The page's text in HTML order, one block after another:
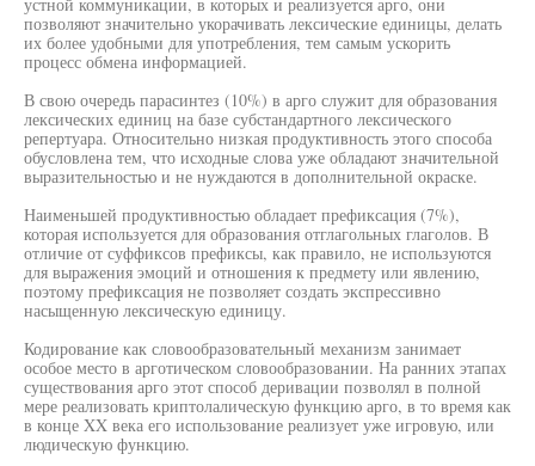
позволяют значительно укорачивать лексические единицы, делать
их более удобными для употребления, тем самым ускорить
процесс обмена информацией.
В свою очередь парасинтез (10%) в арго служит для образования
лексических единиц на базе субстандартного лексического
репертуара. Относительно низкая продуктивность этого способа
обусловлена тем, что исходные слова уже обладают значительной
выразительностью и не нуждаются в дополнительной окраске.
Наименьшей продуктивностью обладает префиксация (7%),
которая используется для образования отглагольных глаголов. В
отличие от суффиксов префиксы, как правило, не используются
для выражения эмоций и отношения к предмету или явлению,
поэтому префиксация не позволяет создать экспрессивно
насыщенную лексическую единицу.
Кодирование как словообразовательный механизм занимает
особое место в арготическом словообразовании. На ранних этапах
существования арго этот способ деривации позволял в полной
мере реализовать криптолалическую функцию арго, в то время как
в конце XX века его использование реализует уже игровую, или
людическую функцию.